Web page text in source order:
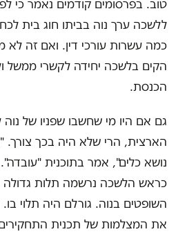
טוב. בפרסומים קודמים נאמר כי
ללשכה ערך נוה בביתו חוג בית
כמה עשרות עורכי דין. ואם זה לא
הקים בלשכה יחידה לקשרי ממשל
הכנסת.
גם אם היו מי שחשבו שפניו של נוה
הארצית, הרי שלא היה בכך צורך.
נושא כלים", אמר בתוכנית
כראש הלשכה נרשמה תלות גדולה
השופטים בנוה. גורלם היה תלוי בו.
את המצלמות של תכנית התחקירים